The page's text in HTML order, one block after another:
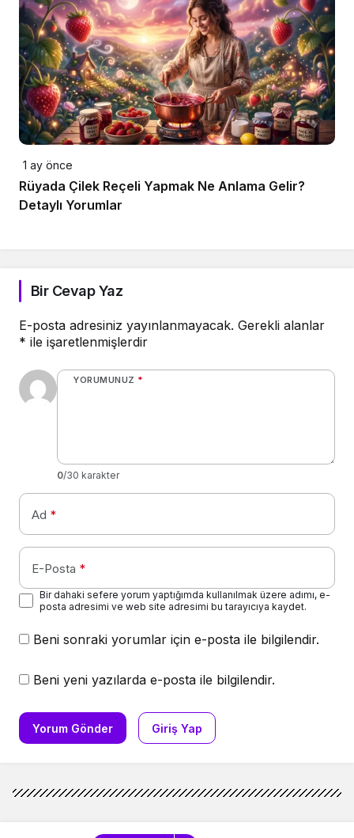
1 ay önce
Rüyada Çilek Reçeli Yapmak Ne Anlama Gelir?
Detaylı Yorumlar
Bir Cevap Yaz
E-posta adresiniz yayınlanmayacak. Gerekli alanlar
* ile işaretlenmişlerdir
YORUMUNUZ *
0/30 karakter
Ad *
E-Posta *
Bir dahaki sefere yorum yaptığımda kullanılmak üzere adımı, e-
posta adresimi ve web site adresimi bu tarayıcıya kaydet.
Beni sonraki yorumlar için e-posta ile bilgilendir.
Beni yeni yazılarda e-posta ile bilgilendir.
Yorum Gönder Giriş Yap